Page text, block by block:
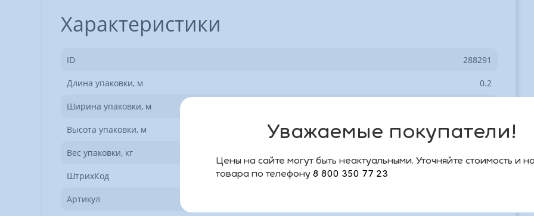
Характеристики
ID 288291
Длина упаковки, м 0.2
Ширина упаковки, м
Высота упаковки, м 0.01
Вес упаковки, кг
ШтрихКод
Артикул
Уважаемые покупатели!
Цены на сайте могут быть неактуальными. Уточняйте стоимость и
товара по телефону 8 800 350 77 23